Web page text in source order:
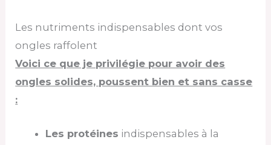
Les nutriments indispensables dont vos
ongles raffolent
Voici ce que je privilégie pour avoir des
ongles solides, poussent bien et sans casse
:
Les protéines indispensables à la